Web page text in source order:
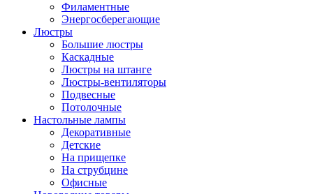
Филаментные
Энергосберегающие
Люстры
Большие люстры
Каскадные
Люстры на штанге
Люстры-вентиляторы
Подвесные
Потолочные
Настольные лампы
Декоративные
Детские
На прищепке
На струбцине
Офисные